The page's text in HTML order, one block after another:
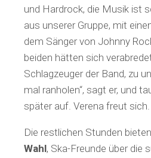
und Hardrock, die Musik ist
aus unserer Gruppe, mit
dem Sänger von Johnny
beiden hätten sich
Schlagzeuger der Band, zu
mal ranholen“, sagt er, und
später auf. Verena freut
Die restlichen Stunden
Wahl, Ska-Freunde über die